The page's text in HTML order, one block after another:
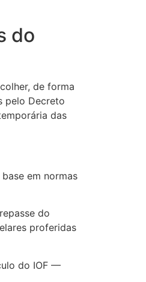
do
de forma
pelo Decreto
das
em normas
do
proferidas
do IOF —